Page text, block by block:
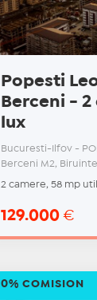
Popesti
Berceni -
lux
Bucuresti-Ilfov -
Berceni M2,
2 camere, 58 mp
129.000€
0% COMISION